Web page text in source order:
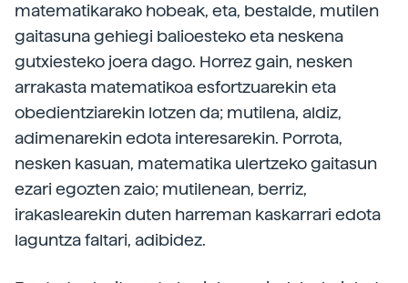
matematikarako hobeak, eta, bestalde, mutilen
gaitasuna gehiegi balioesteko eta neskena
gutxiesteko joera dago. Horrez gain, nesken
arrakasta matematikoa esfortzuarekin eta
obedientziarekin lotzen da; mutilena, aldiz,
adimenarekin edota interesarekin. Porrota,
nesken kasuan, matematika ulertzeko gaitasun
ezari egozten zaio; mutilenean, berriz,
irakaslearekin duten harreman kaskarrari edota
laguntza faltari, adibidez.